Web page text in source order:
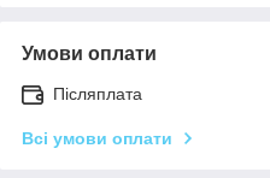
Умови оплати
Післяплата
Всі умови оплати